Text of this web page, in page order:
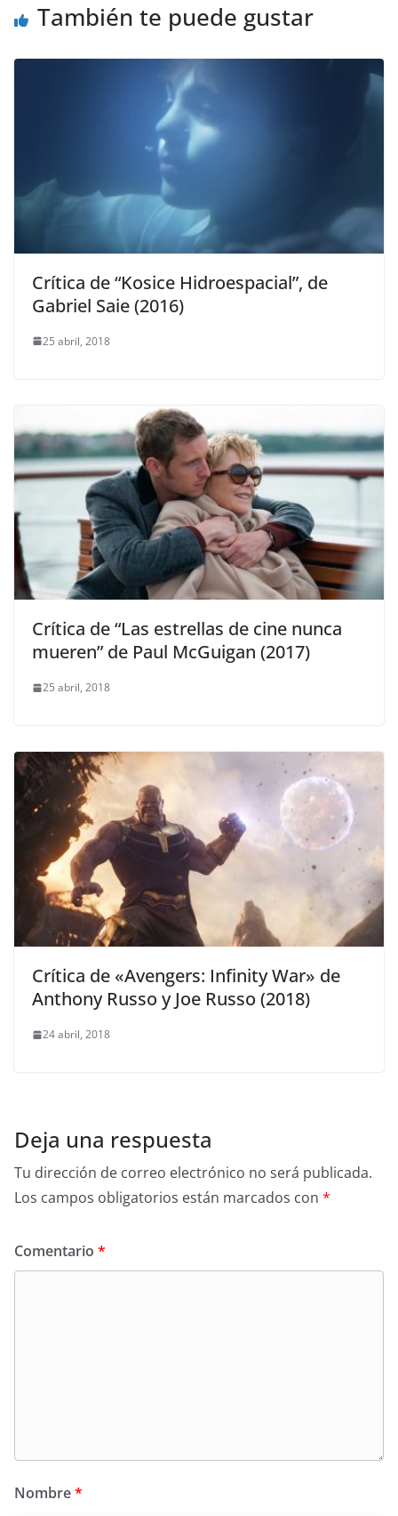
También te puede gustar
Crítica de “Kosice Hidroespacial”, de
Gabriel Saie (2016)
25 abril, 2018
Crítica de “Las estrellas de cine nunca
mueren” de Paul McGuigan (2017)
25 abril, 2018
Crítica de «Avengers: Infinity War» de
Anthony Russo y Joe Russo (2018)
24 abril, 2018
Deja una respuesta
Tu dirección de correo electrónico no será publicada.
Los campos obligatorios están marcados con *
Comentario *
Nombre*